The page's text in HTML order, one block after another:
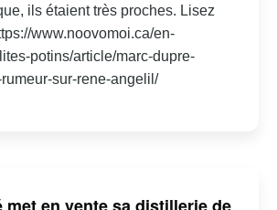
ils étaient très proches. Lisez
www.noovomoi.ca/en-
potins/article/marc-dupre-
sur-rene-angelil/
met en vente sa distillerie de